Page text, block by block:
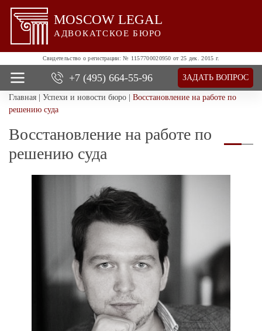
MOSCOW LEGAL
АДВОКАТСКОЕ БЮРО
Свидетельство о регистрации:№ 1157700020950 от 25 дек. 2015 г.
О нас
Все услуги
Цены
Новости и успехи
Контакты
+7 (495) 664-55-96 ЗАДАТЬ ВОПРОС
Главная Успехи и новости бюро
Восстановление на работе по
решению суда
Восстановление на работе по
решению суда